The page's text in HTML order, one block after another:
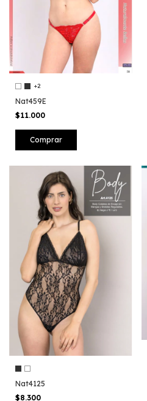
+2
Nat459E
$11.000
Comprar
Nat4125
$8.300